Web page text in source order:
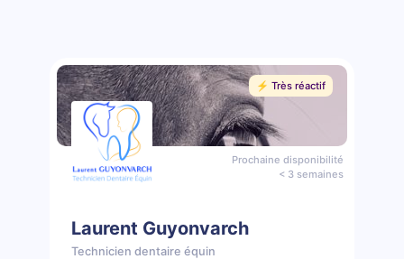
⚡️ Très réactif
Prochaine disponibilité
< 3 semaines
Laurent Guyonvarch
Technicien dentaire équin